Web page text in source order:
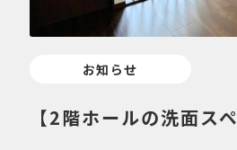
お知らせ
【2階ホールの洗面スペ